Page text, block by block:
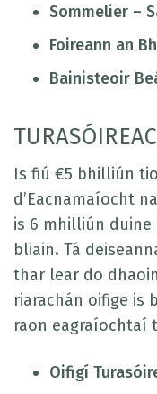
Sommelier –
Foireann an
Bainisteoir
Is fiú €5 bhilliún
d’Eacnamaíocht
is 6 mhilliún
bliain. Tá
thar lear do
riarachán oifige is
raon eagraíochtaí
Oifigí